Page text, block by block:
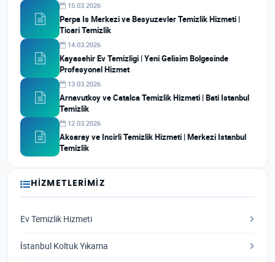
15.03.2026
Perpa Is Merkezi ve Besyuzevler Temizlik Hizmeti |
Ticari Temizlik
14.03.2026
Kayasehir Ev Temizligi | Yeni Gelisim Bolgesinde
Profesyonel Hizmet
13.03.2026
Arnavutkoy ve Catalca Temizlik Hizmeti | Bati Istanbul
Temizlik
12.03.2026
Aksaray ve Incirli Temizlik Hizmeti | Merkezi Istanbul
Temizlik
HIZMETLERIMIZ
Ev Temizlik Hizmeti
İstanbul Koltuk Yıkama